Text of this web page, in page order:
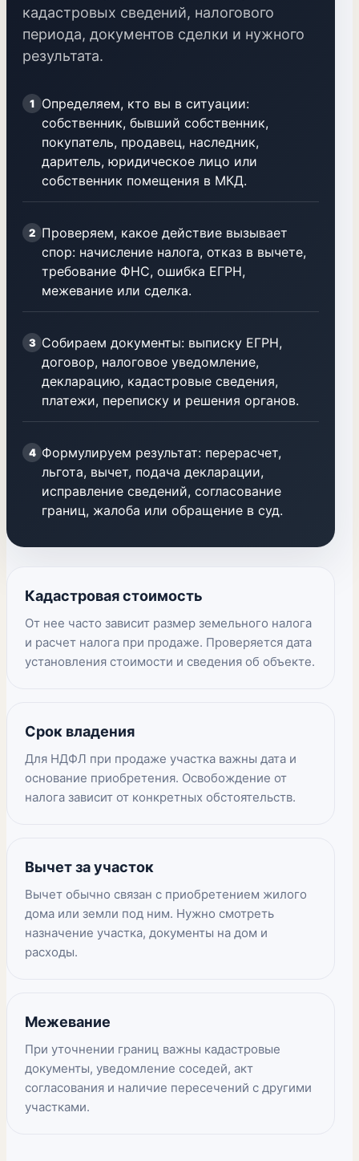
кадастровых сведений, налогового
периода, документов сделки и нужного
результата.
1
Определяем, кто вы в ситуации:
собственник, бывший собственник,
покупатель, продавец, наследник,
даритель, юридическое лицо или
собственник помещения в МКД.
2 Проверяем, какое действие вызывает
спор: начисление налога, отказ в вычете,
требование ФНС, ошибка ЕГРН,
межевание или сделка.
3 Собираем документы: выписку ЕГРН,
договор, налоговое уведомление,
декларацию, кадастровые сведения,
платежи, переписку и решения органов.
4 Формулируем результат: перерасчет,
льгота, вычет, подача декларации,
исправление сведений, согласование
границ, жалоба или обращение в суд.
Кадастровая стоимость
От нее часто зависит размер земельного налога
и расчет налога при продаже. Проверяется дата
установления стоимости и сведения об объекте.
Срок владения
Для НДФЛ при продаже участка важны дата и
основание приобретения. Освобождение от
налога зависит от конкретных обстоятельств.
Вычет за участок
Вычет обычно связан с приобретением жилого
дома или земли под ним. Нужно смотреть
назначение участка, документы на дом и
расходы.
Межевание
При уточнении границ важны кадастровые
документы, уведомление соседей, акт
согласования и наличие пересечений с другими
участками.